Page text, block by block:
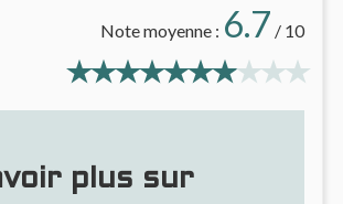
Note moyenne : 6.7 / 10
plus sur